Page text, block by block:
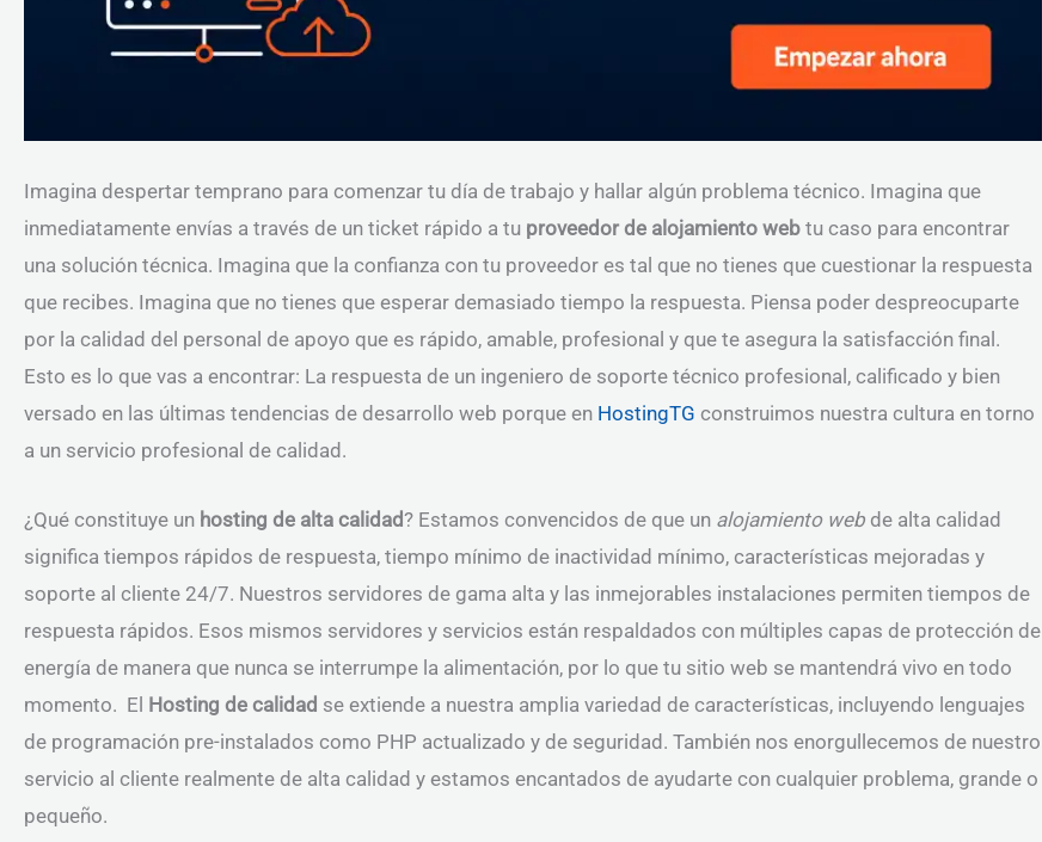
Imagina despertar temprano para comenzar tu día de trabajo y hallar algún problema técnico. Imagina que
inmediatamente envías a través de un ticket rápido a tu proveedor de alojamiento web tu caso para encontrar
una solución técnica. Imagina que la confianza con tu proveedor es tal que no tienes que cuestionar la respuesta
que recibes. Imagina que no tienes que esperar demasiado tiempo la respuesta. Piensa poder despreocuparte
por la calidad del personal de apoyo que es rápido, amable, profesional y que te asegura la satisfacción final.
Esto es lo que vas a encontrar: La respuesta de un ingeniero de soporte técnico profesional, calificado y bien
versado en las últimas tendencias de desarrollo web porque en HostingTG construimos nuestra cultura en torno
a un servicio profesional de calidad.
¿Qué constituye un hosting de alta calidad? Estamos convencidos de que un alojamiento web de alta calidad
significa tiempos rápidos de respuesta, tiempo mínimo de inactividad mínimo, características mejoradas y
soporte al cliente 24/7. Nuestros servidores de gama alta y las inmejorables instalaciones permiten tiempos de
respuesta rápidos. Esos mismos servidores y servicios están respaldados con múltiples capas de protección de
energía de manera que nunca se interrumpe la alimentación, por lo que tu sitio web se mantendrá vivo en todo
momento. El Hosting de calidad se extiende a nuestra amplia variedad de características, incluyendo lenguajes
de programación pre-instalados como PHP actualizado y de seguridad. También nos enorgullecemos de nuestro
servicio al cliente realmente de alta calidad y estamos encantados de ayudarte con cualquier problema, grande o
pequeño.